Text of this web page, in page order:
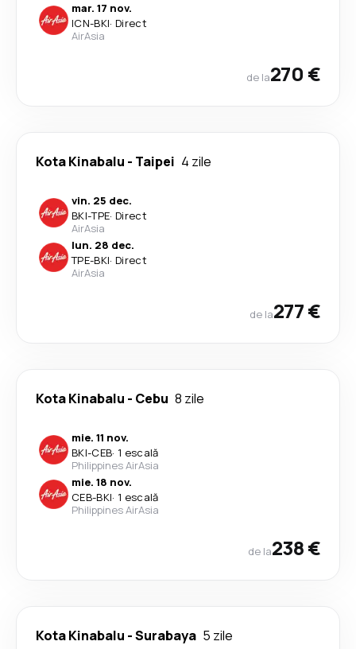
mar. 17 nov.
ICN-BKI· Direct
AirAsia
de la270 €
Kota Kinabalu - Taipei 4 zile
vin. 25 dec.
BKI-TPE· Direct
AirAsia
lun. 28 dec.
TPE-BKI· Direct
AirAsia
de la277 €
Kota Kinabalu - Cebu 8 zile
mie. 11 nov.
BKI-CEB· 1 escală
Philippines AirAsia
mie. 18 nov.
CEB-BKI· 1 escală
Philippines AirAsia
de la238 €
Kota Kinabalu -Surabaya 5 zile